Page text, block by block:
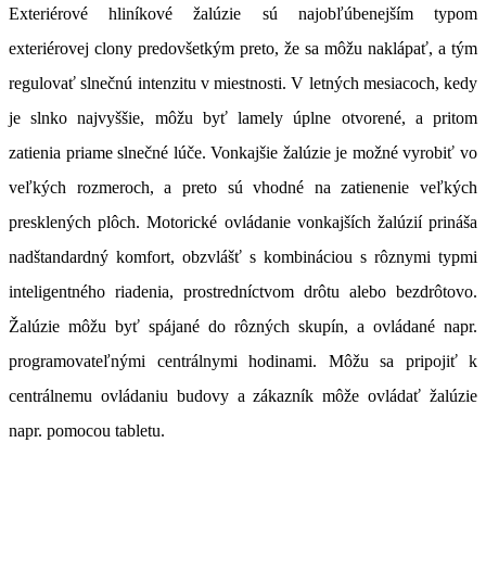
Exteriérové hliníkové žalúzie sú najobľúbenejším typom
exteriérovej clony predovšetkým preto, že sa môžu naklápať, a tým
regulovať slnečnú intenzitu v miestnosti. V letných mesiacoch, kedy
je slnko najvyššie, môžu byť lamely úplne otvorené, a pritom
zatienia priame slnečné lúče. Vonkajšie žalúzie je možné vyrobiť vo
veľkých rozmeroch, a preto sú vhodné na zatienenie veľkých
presklených plôch. Motorické ovládanie vonkajších žalúzií prináša
nadštandardný komfort, obzvlášť s kombináciou s rôznymi typmi
inteligentného riadenia, prostredníctvom drôtu alebo bezdrôtovo.
Žalúzie môžu byť spájané do rôzných skupín, a ovládané napr.
programovateľnými centrálnymi hodinami. Môžu sa pripojiť k
centrálnemu ovládaniu budovy a zákazník môže ovládať žalúzie
napr. pomocou tabletu.